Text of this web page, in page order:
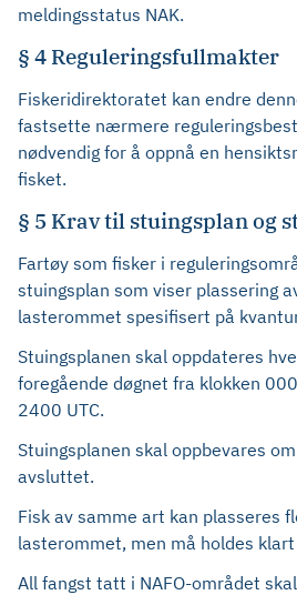
meldingsstatus NAK.
§ 4 Reguleringsfullmakter
Fiskeridirektoratet kan endre
fastsette nærmere
nødvendig for å oppnå en
fisket.
§ 5 Krav til stuingsplan og
Fartøy som fisker i
stuingsplan som viser plassering
lasterommet spesifisert på
Stuingsplanen skal oppdateres
foregående døgnet fra klokken
2400 UTC.
Stuingsplanen skal oppbevares
avsluttet.
Fisk av samme art kan plasseres
lasterommet, men må holdes
All fangst tatt i NAFO-området